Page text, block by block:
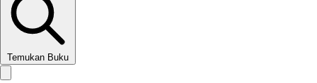
Temukan Buku